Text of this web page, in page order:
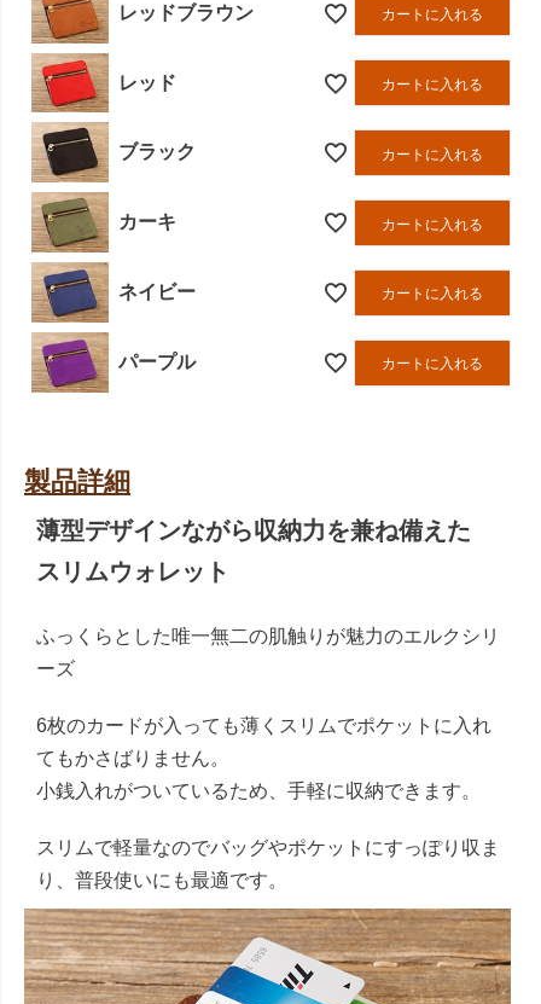
レッドブラウン カートに入れる
レッド カートに入れる
ブラック カートに入れる
カーキ カートに入れる
ネイビー カートに入れる
パープル カートに入れる
製品詳細
薄型デザインながら収納力を兼ね備えた
スリムウォレット
ふっくらとした唯一無二の肌触りが魅力のエルクシリ
ーズ
6枚のカードが入っても薄くスリムでポケットに入れ
てもかさばりません。
小銭入れがついているため、手軽に収納できます。
スリムで軽量なのでバッグやポケットにすっぽり収ま
り、普段使いにも最適です。